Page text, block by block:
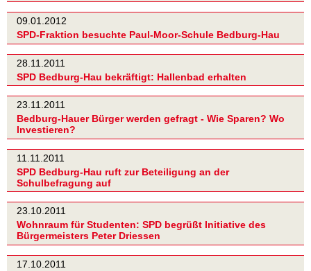
09.01.2012
SPD-Fraktion besuchte Paul-Moor-Schule Bedburg-Hau
28.11.2011
SPD Bedburg-Hau bekräftigt: Hallenbad erhalten
23.11.2011
Bedburg-Hauer Bürger werden gefragt - Wie Sparen? Wo
Investieren?
11.11.2011
SPD Bedburg-Hau ruft zur Beteiligung an der
Schulbefragung auf
23.10.2011
Wohnraum für Studenten: SPD begrüßt Initiative des
Bürgermeisters Peter Driessen
17.10.2011